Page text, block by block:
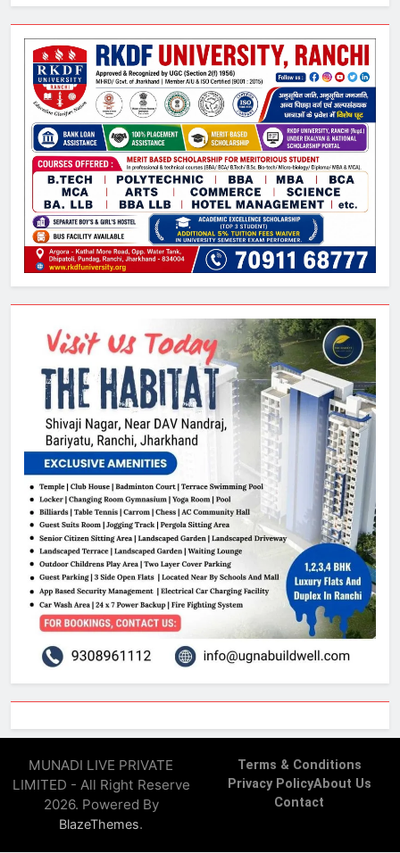
MUNADI LIVE PRIVATE
LIMITED - All Right Reserve
2026. Powered By
BlazeThemes.
Terms & Conditions
Privacy PolicyAbout Us
Contact